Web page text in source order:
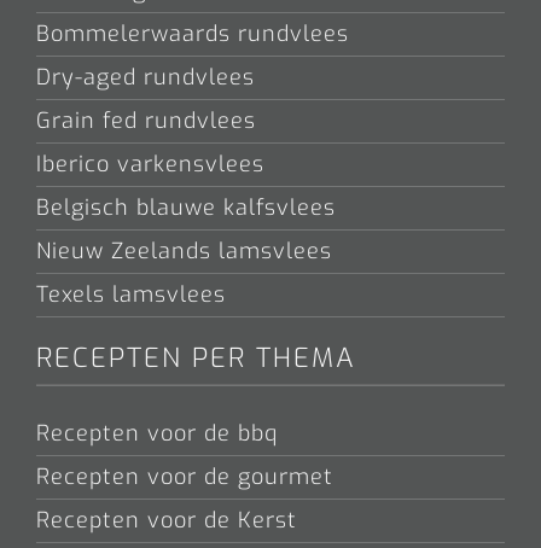
Bommelerwaards rundvlees
Dry-aged rundvlees
Grain fed rundvlees
Iberico varkensvlees
Belgisch blauwe kalfsvlees
Nieuw Zeelands lamsvlees
Texels lamsvlees
RECEPTEN PER THEMA
Recepten voor de bbq
Recepten voor de gourmet
Recepten voor de Kerst